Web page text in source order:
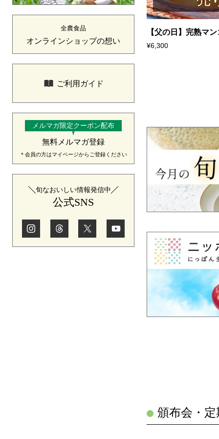
全農食品
オンラインショップの想い
ご利用ガイド
メルマガ限定クーポン配布
無料メルマガ登録
＊会員の方はマイページからご登録ください
旬なおいしい情報発信中
公式SNS
【父の日】完熟マン
¥6,300
頒布会・定